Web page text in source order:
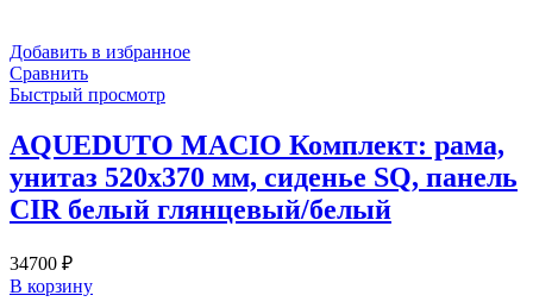
Добавить в избранное
Сравнить
Быстрый просмотр
AQUEDUTO MACIO Комплект: рама,
унитаз 520х370 мм, сиденье SQ, панель
CIR белый глянцевый/белый
34700 ₽
В корзину